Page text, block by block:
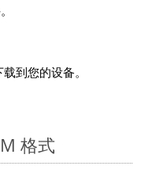
到您的设备。
格式